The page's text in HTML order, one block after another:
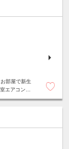
部屋で新生
エアコン付